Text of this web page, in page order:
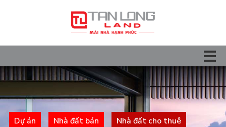
Dự án Nhà đất bán
Nhà đất cho thuê